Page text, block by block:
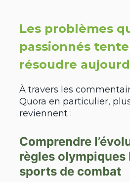
Les problèmes
passionnés
résoudre
À travers les
Quora en particulier,
reviennent :
Comprendre
règles olympiques
sports de combat